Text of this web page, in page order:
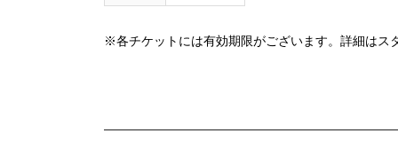
※各チケットには有効期限がございます。詳細はス